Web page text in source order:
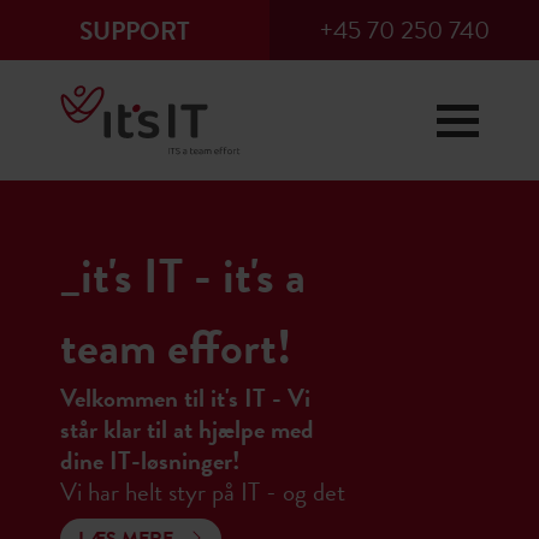
×
Remote support
har åbent på mail og telefon mellem
kl. 08.00 til kl. 16.00 på hverdage
(fredag fra kl. 08.00 til kl. 15.30).
Efter normal åbningstid overtager
vores vagtteam, som står klar året
rundt.
Fejl og spørgsmål kan indrapporteres
ved at sende en mail til vores IT-
SUPPORT +45 70 250 740
_it's IT - it's a
team effort!
Velkommen til it's IT - Vi
står klar til at hjælpe med
dine IT-løsninger!
Vi har helt styr på IT - og det
har vi haft siden 1991. Vi er et